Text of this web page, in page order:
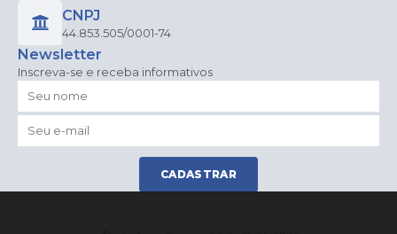
CNPJ
44.853.505/0001-74
Newsletter
Inscreva-se e receba informativos
CADASTRAR